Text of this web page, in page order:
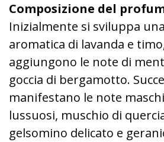
Composizione del
Inizialmente si sviluppa
aromatica di lavanda e
aggiungono le note di
goccia di bergamotto.
manifestano le note
lussuosi, muschio di
gelsomino delicato e